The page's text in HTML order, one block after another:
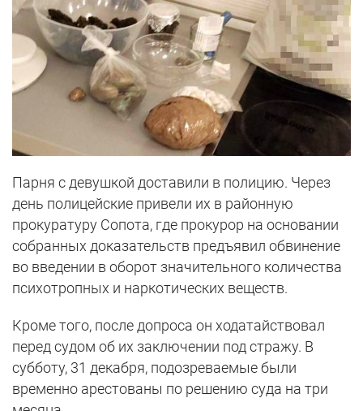
Парня с девушкой доставили в полицию. Через
день полицейские привели их в районную
прокуратуру Сопота, где прокурор на основании
собранных доказательств предъявил обвинение
во введении в оборот значительного количества
психотропных и наркотических веществ.
Кроме того, после допроса он ходатайствовал
перед судом об их заключении под стражу. В
субботу, 31 декабря, подозреваемые были
временно арестованы по решению суда на три